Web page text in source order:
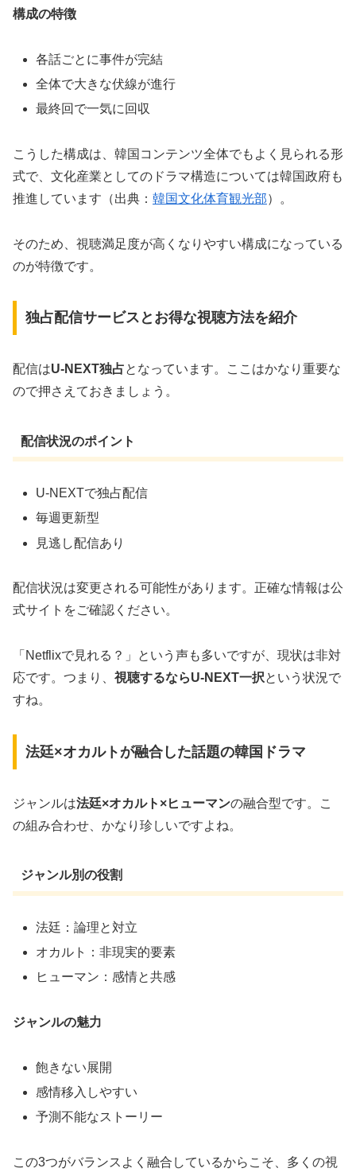
構成の特徴
各話ごとに事件が完結
全体で大きな伏線が進行
最終回で一気に回収
こうした構成は、韓国コンテンツ全体でもよく見られる形
式で、文化産業としてのドラマ構造については韓国政府も
推進しています（出典： 韓国文化体育観光部）。
そのため、 視聴満足度が高くなりやすい構成になっている
のが特徴です。
独占配信サービスとお得な視聴方法を紹介
配信はU-NEXT独占となっています。ここはかなり重要な
ので押さえておきましょう。
配信状況のポイント
U-NEXTで独占配信
毎週更新型
見逃し配信あり
配信状況は変更される可能性があります。正確な情報は公
式サイトをご確認ください。
「Netflixで見れる？」という声も多いですが、現状は非対
応です。つまり、 視聴するならU-NEXT一択という状況で
すね。
法廷×オカルトが融合した話題の韓国ドラマ
ジャンルは法廷×オカルト×ヒューマンの融合型です。こ
の組み合わせ、かなり珍しいですよね。
ジャンル別の役割
法廷：論理と対立
オカルト：非現実的要素
ヒューマン：感情と共感
ジャンルの魅力
飽きない展開
感情移入しやすい
予測不能なストーリー
この3つがバランスよく融合しているからこそ、多くの視